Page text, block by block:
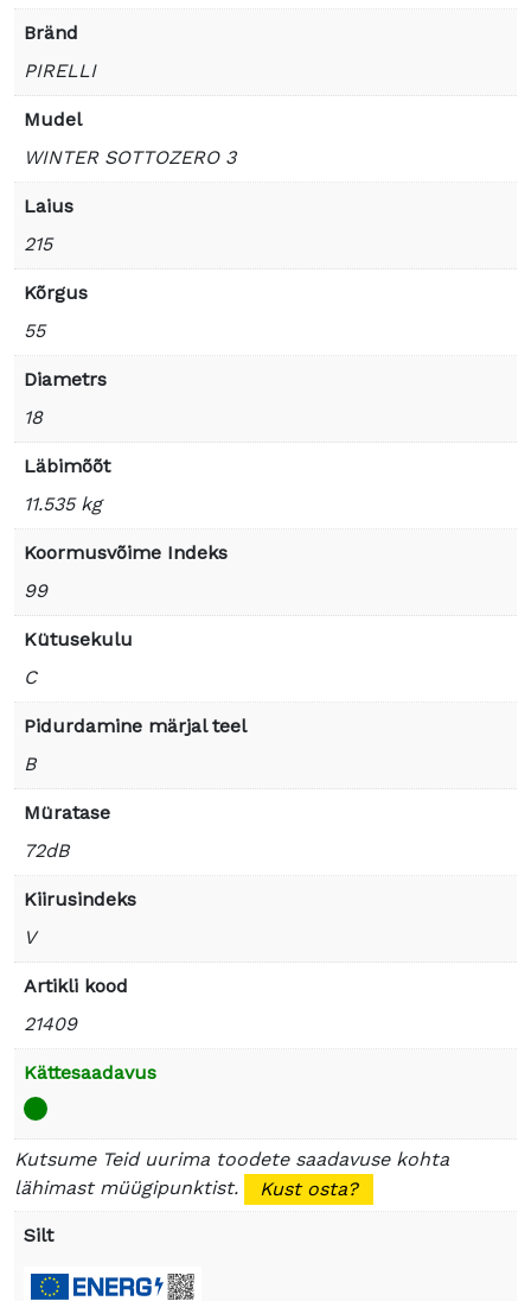
Bränd
PIRELLI
Mudel
WINTER SOTTOZERO 3
Laius
215
Kõrgus
55
Diametrs
18
Läbimõõt
11.535 kg
Koormusvõime Indeks
99
Kütusekulu
C
Pidurdamine märjal teel
B
Müratase
72dB
Kiirusindeks
V
Artikli kood
21409
Kättesaadavus
Kutsume Teid uurima toodete saadavuse kohta
lähimast müügipunktist.
Kust osta?
Silt